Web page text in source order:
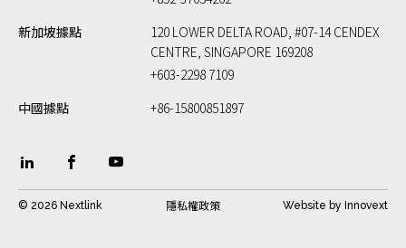
新加坡據點
120 LOWER DELTA ROAD, #07-14 CENDEX
CENTRE, SINGAPORE 169208
+603-2298 7109
中國據點
+86-15800851897
© 2026 Nextlink 隱私權政策 Website by Innovext